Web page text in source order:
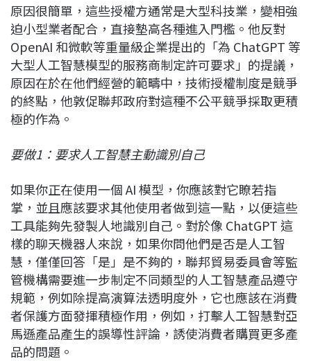
原因很簡單，這些授權方通常是大型科技業，變相強
迫小型業者配合，直接墊高各種進入門檻。他反對
OpenAI 和微軟等重量級企業提出的「為 ChatGPT 等
大型人工智慧模型的服務商制定許可要求」的提議，
原因在於在他們經營的範疇中，技術授權制度是競爭
的終點，他敦促聯邦政府對這種不公平競爭採取更積
極的作為。
要做1：要求人工智慧主動識別自己
如果你正在使用一個 AI 模型，你應該對它瞭若指
掌，並且應該要求其他使用者做到這一點，以便這些
工具能夠先發製人地識別自己。對於像 ChatGPT 這
樣的聊天機器人來說，如果你問他們是否是人工智
慧，僅僅回答「是」是不夠的，聯邦貿易委員會等監
管機構需要進一步制定不同類型的人工智慧產品遵守
規範，例如除提高演算法透明度外，它也應該在消費
者保護方面發揮積極作用，例如，打擊人工智慧對亞
馬遜產品產生的誤導性評論，誘使消費者購買更多產
品的問題。